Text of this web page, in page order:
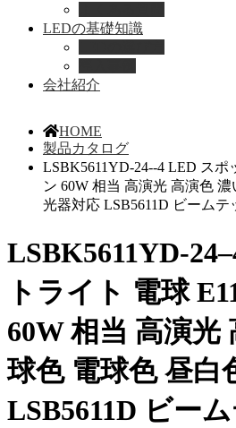
LEDの基礎知識
会社紹介
HOME
製品カタログ
LSBK5611YD-24--4 LED スポ
ン 60W 相当 高演光 高演色
光器対応 LSB5611D ビームテ
LSBK5611YD-
トライト 電球
60W 相当 高演光
球色 電球色 昼白
LSB5611D ビー